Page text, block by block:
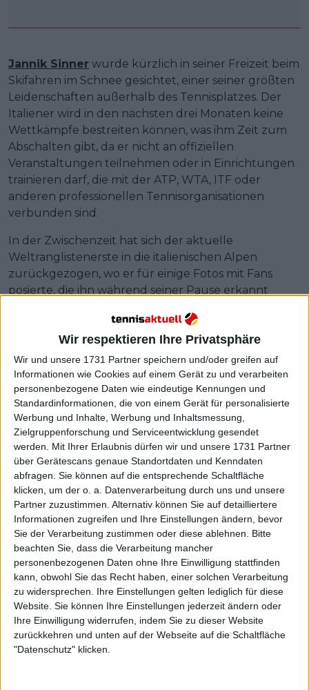
Wir respektieren Ihre Privatsphäre
Wir und unsere 1731 Partner speichern und/oder greifen auf
Informationen wie Cookies auf einem Gerät zu und verarbeiten
personenbezogene Daten wie eindeutige Kennungen und
Standardinformationen, die von einem Gerät für personalisierte
Werbung und Inhalte, Werbung und Inhaltsmessung,
Zielgruppenforschung und Serviceentwicklung gesendet
werden.
Mit Ihrer Erlaubnis dürfen wir und unsere 1731 Partner
über Gerätescans genaue Standortdaten und Kenndaten
abfragen. Sie können auf die entsprechende Schaltfläche
klicken, um der o. a. Datenverarbeitung durch uns und unsere
Partner zuzustimmen. Alternativ können Sie auf detailliertere
Informationen zugreifen und Ihre Einstellungen ändern, bevor
Sie der Verarbeitung zustimmen oder diese ablehnen.
Bitte
beachten Sie, dass die Verarbeitung mancher
personenbezogenen Daten ohne Ihre Einwilligung stattfinden
kann, obwohl Sie das Recht haben, einer solchen Verarbeitung
zu widersprechen. Ihre Einstellungen gelten lediglich für diese
Website. Sie können Ihre Einstellungen jederzeit ändern oder
Ihre Einwilligung widerrufen, indem Sie zu dieser Website
zurückkehren und unten auf der Webseite auf die Schaltfläche
"Datenschutz" klicken.
Jannik Sinner wurde kürzlich in seiner Freizeit beim
Skifahren im Schnee gesichtet, einer seiner größten
Leidenschaften außerhalb des Tennisplatzes. Der
Italiener wird in den nächsten drei Monaten keine
Wettkämpfe bestreiten können, was ihm Zeit zum
Abschalten gibt, da er nicht an offiziellen
Veranstaltungen teilnehmen oder in Einrichtungen
trainieren darf, die mit der ATP, WTA, ITF oder
anderen professionellen Tennisorganisationen
verbunden sind.
In der Zwischenzeit hat sich der aktuelle
Weltranglistenerste in die italienischen Alpen
zurückgezogen, wo er für einige Fotos mit Fans
posierte, die ihn während seiner Pause erkannt
im Mai zu den Italian Open zurückkehren. Dank
seines großen Punktevorsprungs ist ihm der
Verbleib an der Spitze der Weltrangliste bei seinem
Comeback mathematisch garantiert.
📍Sexten 🏔
Some deserved relax ⛷️
Mental batteries 📈
Forza 🦊pic.twitter.com/Uo1ezufHoX
— Janniksin_Updates (@JannikSinner_Up)
February 22, 2025
"Was ist los, Verbrecher?" - Nick Kyrgios
schießt brutal gegen Boris Becker
Nick Kyrgios und Boris Becker sind in den sozialen
Medien aneinandergeraten, nachdem der
sechsfache Grand Slam-Champion auf ein Meme